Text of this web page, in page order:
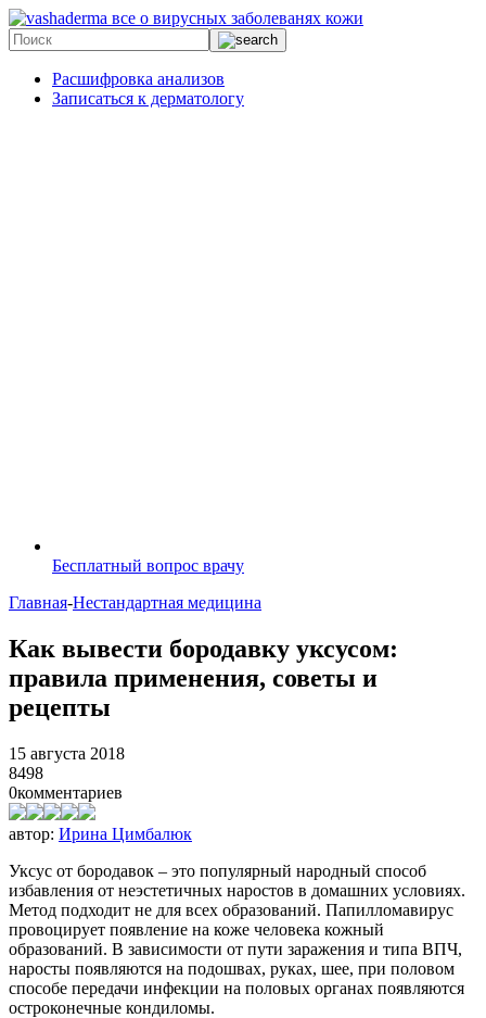
все о вирусных заболеванях кожи
Расшифровка анализов
Записаться к дерматологу
Бесплатный вопрос врачу
Главная-Нестандартная медицина
Как вывести бородавку уксусом:
правила применения, советы и
рецепты
15 августа 2018
8498
0комментариев
автор: Ирина Цимбалюк
Уксус от бородавок – это популярный народный способ
избавления от неэстетичных наростов в домашних условиях.
Метод подходит не для всех образований. Папилломавирус
провоцирует появление на коже человека кожный
образований. В зависимости от пути заражения и типа ВПЧ,
наросты появляются на подошвах, руках, шее, при половом
способе передачи инфекции на половых органах появляются
остроконечные кондиломы.